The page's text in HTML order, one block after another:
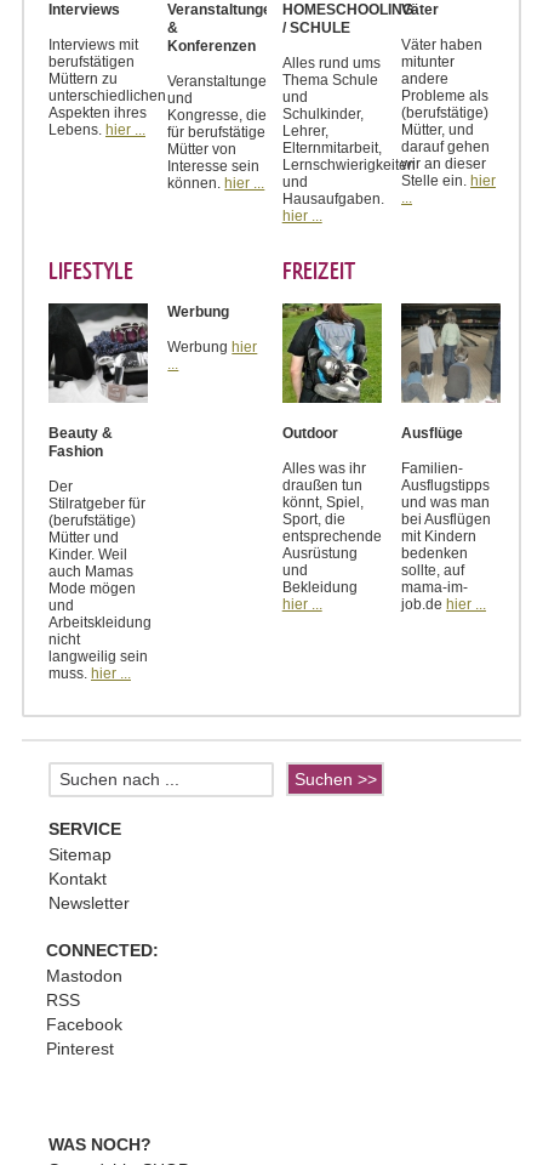
Interviews
Interviews mit
berufstätigen
Müttern zu
unterschiedlichen
Aspekten ihres
Lebens. hier ...
Veranstaltungen
&
Konferenzen
Veranstaltungen
und
Kongresse, die
für berufstätige
Mütter von
Interesse sein
können. hier ...
HOMESCHOOLING
/ SCHULE
Alles rund ums
Thema Schule
und
Schulkinder,
Lehrer,
Elternmitarbeit,
Lernschwierigkeiten
und
Hausaufgaben.
hier ...
Väter
Väter haben
mitunter
andere
Probleme als
(berufstätige)
Mütter, und
darauf gehen
wir an dieser
Stelle ein. hier
...
LIFESTYLE
Beauty &
Fashion
Der
Stilratgeber für
(berufstätige)
Mütter und
Kinder. Weil
auch Mamas
Mode mögen
und
Arbeitskleidung
nicht
langweilig sein
muss. hier ...
Werbung
Werbung hier
...
FREIZEIT
Outdoor
Alles was ihr
draußen tun
könnt, Spiel,
Sport, die
entsprechende
Ausrüstung
und
Bekleidung
hier ...
Ausflüge
Familien-
Ausflugstipps
und was man
bei Ausflügen
mit Kindern
bedenken
sollte, auf
mama-im-
job.de hier ...
SERVICE
Sitemap
Kontakt
Newsletter
CONNECTED:
Mastodon
RSS
Facebook
Pinterest
WAS NOCH?